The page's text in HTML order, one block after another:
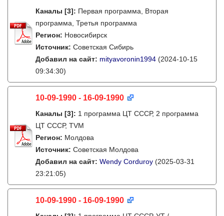
Каналы [3]: Первая программа, Вторая
программа, Третья программа
Регион: Новосибирск
Источник: Советская Сибирь
Добавил на сайт: mityavoronin1994 (2024-10-15
09:34:30)
10-09-1990 - 16-09-1990
Каналы [3]: 1 программа ЦТ СССР, 2 программа
ЦТ СССР, TVM
Регион: Молдова
Источник: Советская Молдова
Добавил на сайт: Wendy Corduroy (2025-03-31
23:21:05)
10-09-1990 - 16-09-1990